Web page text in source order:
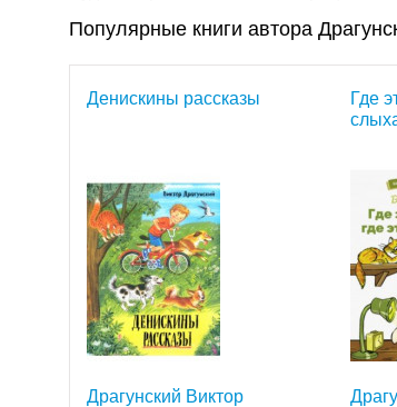
Популярные книги автора
Денискины рассказы
Драгунский Виктор
Где